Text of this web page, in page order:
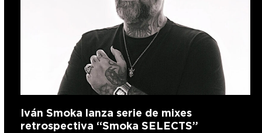
Iván Smoka lanza serie de mixes
retrospectiva “Smoka SELECTS”